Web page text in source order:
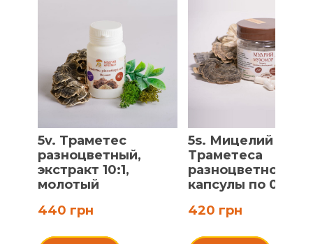
5v. Траметес
разноцветный,
экстракт 10:1,
молотый
440 грн
5s. Мицелий
Траметеса
разноцветного,
капсулы по 0.5 г
420 грн